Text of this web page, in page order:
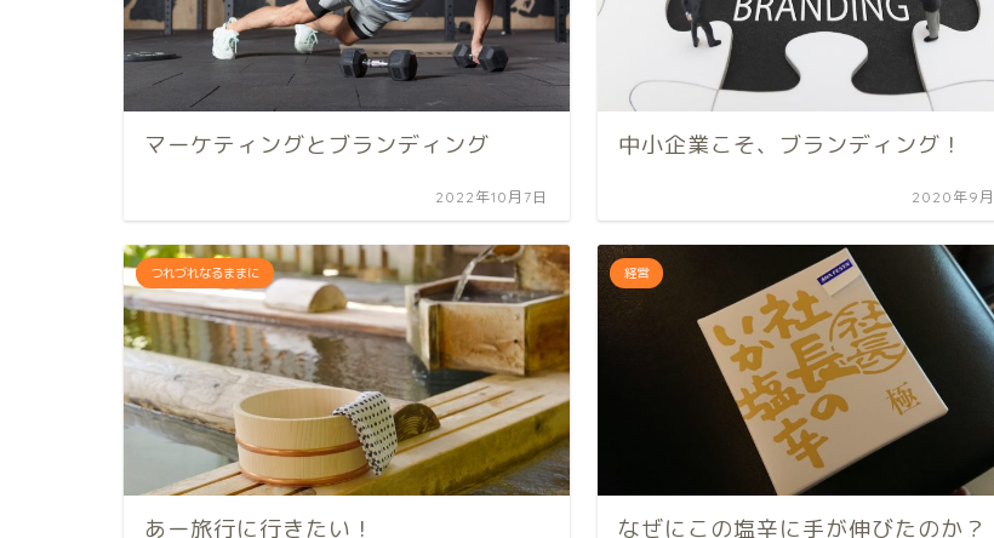
マーケティングとブランディング
2022年10月7日
中小企業こそ、ブランディング！
2020年9
つれづれなるままに
あー旅行に行きたい！
経営
なぜにこの塩辛に手が伸びたのか？